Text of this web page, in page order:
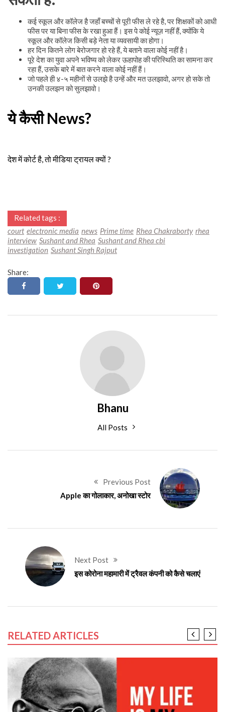
कई स्कूल और कॉलेज है जहाँ बच्चों से पूरी फीस ले रहे है, पर शिक्षकों को आधी
फीस पर या बिना फीस के रखा हुआ हैं। इस पे कोई न्यूज़ नहीं हैं, क्योंकि ये
स्कूल और कॉलेज किसी बड़े नेता या व्यवसायी का होगा।
हर दिन कितने लोग बेरोजगार हो रहे हैं, ये बताने वाला कोई नहीं है।
पूरे देश का युवा अपने भविष्य को लेकर ऊहापोह की परिस्थिति का सामना कर
रहा हैं, उसके बारे में बात करने वाला कोई नहीं हैं।
जो पहले ही ४-५ महीनों से उलझे है उन्हें और मत उलझावो, अगर हो सके तो
उनकी उलझन को सुलझावो।
ये कैसी News?
देश में कोर्ट है, तो मीडिया ट्रायल क्यों ?
Related tags :
court electronic media news Prime time Rhea Chakraborty rhea
interview Sushant and Rhea Sushant and Rhea cbi
investigation Sushant Singh Rajput
Share:
Bhanu
All Posts
Previous Post
Apple का गोलाकार, अनोखा स्टोर
Next Post
इस कोरोना महामारी में ट्रैवल कंपनी को कैसे चलाएं
RELATED ARTICLES